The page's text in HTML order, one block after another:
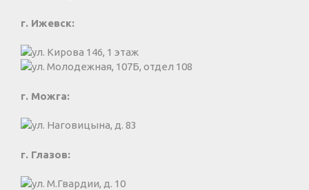
г. Ижевск:
ул. Кирова 146, 1 этаж
ул. Молодежная, 107Б, отдел 108
г. Можга:
ул. Наговицына, д. 83
г. Глазов:
ул. М.Гвардии, д. 10